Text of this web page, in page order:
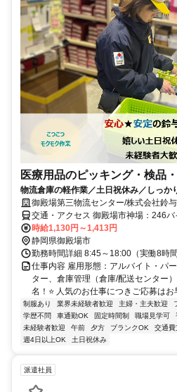
医療用品のピッキング・検品
物流倉庫の軽作業／土日祝休み／しっか
御殿場第三物流センター/株式会社鈴
交通・アクセス 御殿場市神場：246バ
方面からも通勤便利です JR御殿場線
殿場線 富士岡駅から車で８分
時給1,130円～1,413円
静岡県御殿場市
勤務時間詳細 8:45～18:00（実働8時
仕事内容 雇用形態：アルバイト・パ
ター、倉庫管理（倉庫/配送センター
名！⭐ 人気のお仕事につきご応募はお
制服あり 業界未経験者歓迎 主婦・主夫歓迎
学歴不問
車通勤OK 固定時間制 職場見学可
未経験者歓迎
午前 夕方 ブランクOK 交通費
週4日以上OK
土日祝休み
派遣社員